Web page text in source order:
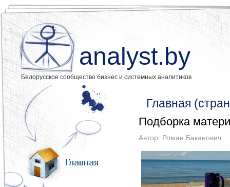
analyst.by
Белорусское сообщество бизнес и системных аналитиков
Главная
Главная
Подборка
Автор: Роман Баканович